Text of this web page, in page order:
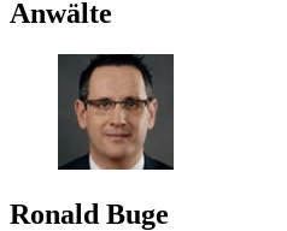
Anwälte
Ronald Buge